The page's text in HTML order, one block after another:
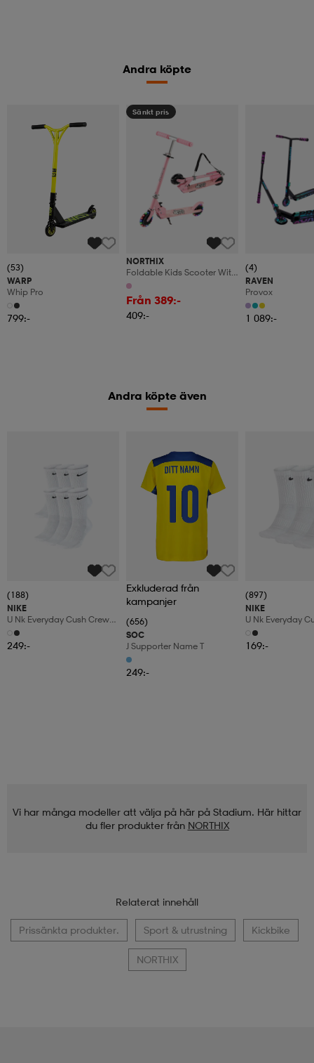
Andra köpte
(53)
WARP
Whip Pro
799:-
Sänkt pris
NORTHIX
Foldable Kids Scooter With
Led Wheels, Adjustable
Handlebar
Från 389:-
409:-
(4)
RAVEN
Provox
1 089:-
Andra köpte även
(188)
NIKE
U Nk Everyday Cush Crew
6pr-Bd
249:-
Exkluderad från
kampanjer
(656)
SOC
J Supporter Name T
249:-
(897)
NIKE
U Nk Everyday
3pr
169:-
Vi har många modeller att välja på här på Stadium. Här hittar
du fler produkter från NORTHIX
Relaterat innehåll
Prissänkta produkter. Sport & utrustning Kickbike
NORTHIX